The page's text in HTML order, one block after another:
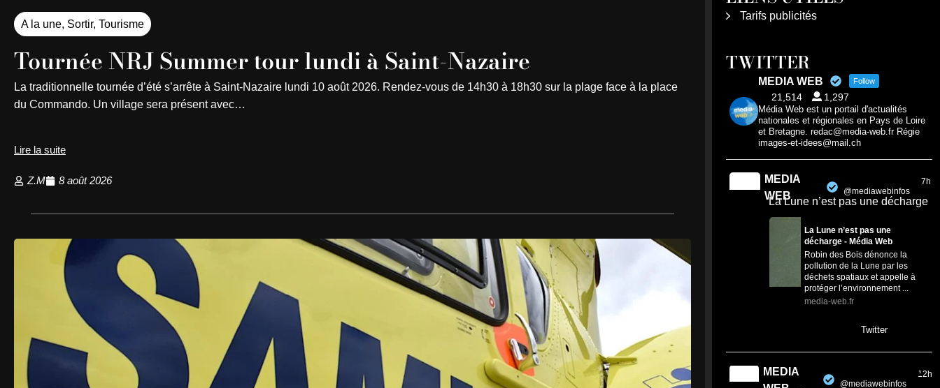
A la une, Sortir, Tourisme
Tournée NRJ Summer tour lundi à Saint-Nazaire
La traditionnelle tournée d’été s’arrête à Saint-Nazaire lundi 10 août 2026. Rendez-vous de 14h30 à 18h30 sur la plage face à la place
du Commando. Un village sera présent avec…
Lire la suite
Z.M 8 août 2026
Tarifs publicités
TWITTER
MEDIA WEB Follow
21,514 1,297
Média Web est un portail d'actualités
nationales et régionales en Pays de Loire
et Bretagne. redac@media-web.fr Régie
images-et-idees@mail.ch
MEDIA
WEB
@mediawebinfos
7h
La Lune n’est pas une décharge
La Lune n’est pas une
décharge - Média Web
Robin des Bois dénonce la
pollution de la Lune par les
déchets spatiaux et appelle à
protéger l’environnement ...
media-web.fr
Twitter
MEDIA
@mediawebinfos
12h